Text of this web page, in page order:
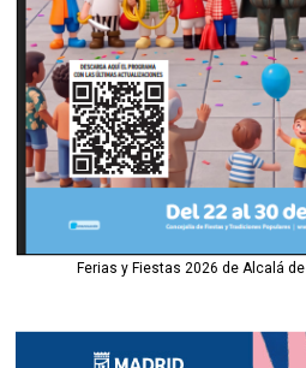
Ferias y Fiestas 2026 de Alcalá